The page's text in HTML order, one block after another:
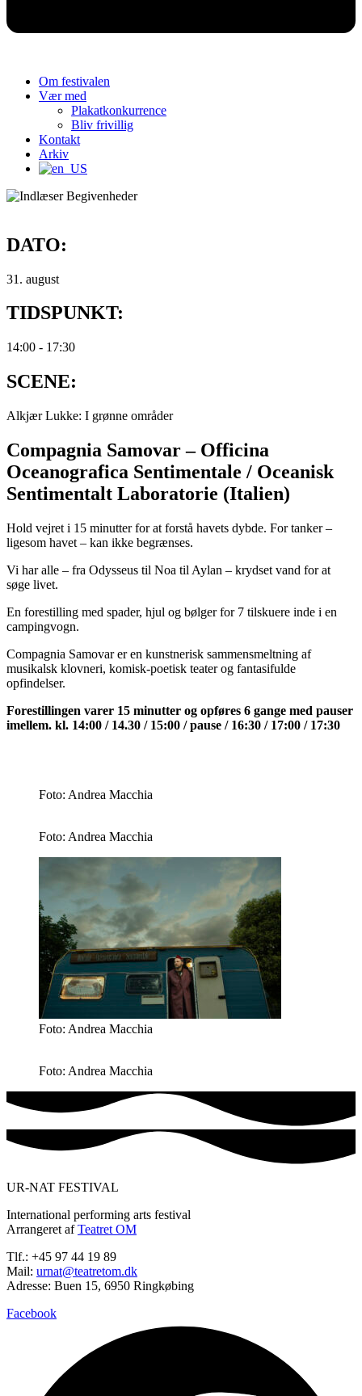
Om festivalen
Vær med
Plakatkonkurrence
Bliv frivillig
Kontakt
Arkiv
DATO:
31. august
TIDSPUNKT:
14:00 - 17:30
SCENE:
Alkjær Lukke: I grønne områder
Compagnia Samovar – Officina
Oceanografica Sentimentale / Oceanisk
Sentimentalt Laboratorie (Italien)
Hold vejret i 15 minutter for at forstå havets dybde. For tanker –
ligesom havet – kan ikke begrænses.
Vi har alle – fra Odysseus til Noa til Aylan – krydset vand for at
søge livet.
En forestilling med spader, hjul og bølger for 7 tilskuere inde i en
campingvogn.
Compagnia Samovar er en kunstnerisk sammensmeltning af
musikalsk klovneri, komisk-poetisk teater og fantasifulde
opfindelser.
Forestillingen varer 15 minutter og opføres 6 gange med pauser
imellem. kl. 14:00 / 14.30 / 15:00 / pause / 16:30 / 17:00 / 17:30
Foto: Andrea Macchia
Foto: Andrea Macchia
Foto: Andrea Macchia
Foto: Andrea Macchia
UR-NAT FESTIVAL
International performing arts festival
Arrangeret afTeatret OM
Tlf.: +45 97 44 19 89
Mail: urnat@teatretom.dk
Adresse: Buen 15, 6950 Ringkøbing
Facebook